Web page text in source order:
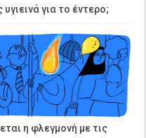
για το έντερο;
η φλεγμονή με τις